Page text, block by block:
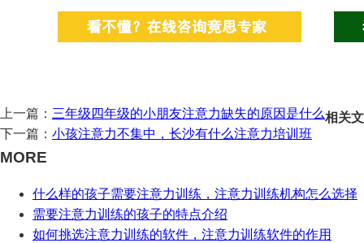
上一篇： 三年级四年级的小朋友注意力缺失的原因是什么
下一篇： 小孩注意力不集中，长沙有什么注意力培训班
相关
MORE
什么样的孩子需要注意力训练，注意力训练机构怎么选择
需要注意力训练的孩子的特点介绍
如何挑选注意力训练的软件，注意力训练软件的作用